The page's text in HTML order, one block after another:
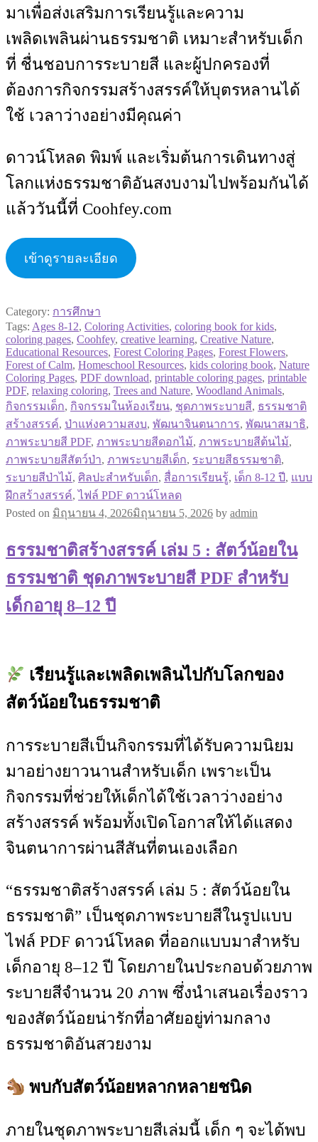
มาเพื่อส่งเสริมการเรียนรู้และความ
เพลิดเพลินผ่านธรรมชาติ เหมาะสำหรับเด็ก
ที่ ชื่นชอบการระบายสี และผู้ปกครองที่
ต้องการกิจกรรมสร้างสรรค์ให้บุตรหลานได้
ใช้ เวลาว่างอย่างมีคุณค่า
ดาวน์โหลด พิมพ์ และเริ่มต้นการเดินทางสู่
โลกแห่งธรรมชาติอันสงบงามไปพร้อมกันได้
แล้ววันนี้ที่ Coohfey.com
เข้าดูรายละเอียด
Category: การศึกษา
Tags: Ages 8-12, Coloring Activities, coloring book for kids,
coloring pages, Coohfey, creative learning, Creative Nature,
Educational Resources, Forest Coloring Pages, Forest Flowers,
Forest of Calm, Homeschool Resources, kids coloring book, Nature
Coloring Pages, PDF download, printable coloring pages, printable
PDF, relaxing coloring, Trees and Nature, Woodland Animals,
กิจกรรมเด็ก, กิจกรรมในห้องเรียน, ชุดภาพระบายสี, ธรรมชาติ
สร้างสรรค์, ป่าแห่งความสงบ, พัฒนาจินตนาการ, พัฒนาสมาธิ,
ภาพระบายสี PDF, ภาพระบายสีดอกไม้, ภาพระบายสีต้นไม้,
ภาพระบายสีสัตว์ป่า, ภาพระบายสีเด็ก, ระบายสีธรรมชาติ,
ระบายสีป่าไม้, ศิลปะสำหรับเด็ก, สื่อการเรียนรู้, เด็ก 8-12 ปี, แบบ
ฝึกสร้างสรรค์,ไฟล์ PDF ดาวน์โหลด
Posted on มิถุนายน 4, 2026มิถุนายน 5, 2026 by admin
ธรรมชาติสร้างสรรค์ เล่ม 5 : สัตว์น้อยใน
ธรรมชาติ ชุดภาพระบายสี PDF สำหรับ
เด็กอายุ 8–12 ปี
เรียนรู้และเพลิดเพลินไปกับโลกของ
สัตว์น้อยในธรรมชาติ
การระบายสีเป็นกิจกรรมที่ได้รับความนิยม
มาอย่างยาวนานสำหรับเด็ก เพราะเป็น
กิจกรรมที่ช่วยให้เด็กได้ใช้เวลาว่างอย่าง
สร้างสรรค์ พร้อมทั้งเปิดโอกาสให้ได้แสดง
จินตนาการผ่านสีสันที่ตนเองเลือก
“ธรรมชาติสร้างสรรค์ เล่ม 5 : สัตว์น้อยใน
ธรรมชาติ” เป็นชุดภาพระบายสีในรูปแบบ
ไฟล์ PDF ดาวน์โหลด ที่ออกแบบมาสำหรับ
เด็กอายุ 8–12 ปี โดยภายในประกอบด้วยภาพ
ระบายสีจำนวน 20 ภาพ ซึ่งนำเสนอเรื่องราว
ของสัตว์น้อยน่ารักที่อาศัยอยู่ท่ามกลาง
ธรรมชาติอันสวยงาม
พบกับสัตว์น้อยหลากหลายชนิด
ภายในชุดภาพระบายสีเล่มนี้ เด็ก ๆ จะได้พบ